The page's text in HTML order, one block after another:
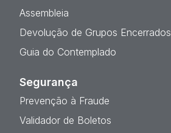
Assembleia
Devolução de Grupos Encerrados
Guia do Contemplado
Segurança
Prevenção à Fraude
Validador de Boletos